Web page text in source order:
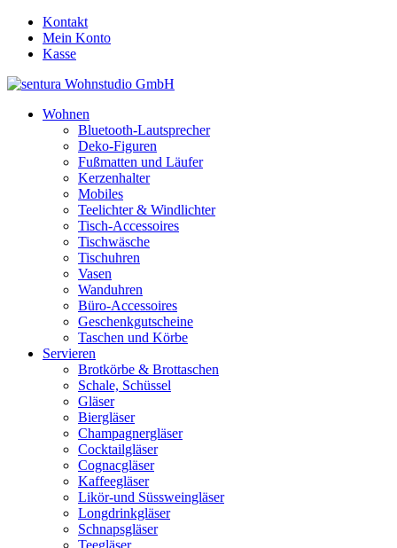
Kontakt
Mein Konto
Kasse
Wohnen
Bluetooth-Lautsprecher
Deko-Figuren
Fußmatten und Läufer
Kerzenhalter
Mobiles
Teelichter & Windlichter
Tisch-Accessoires
Tischwäsche
Tischuhren
Vasen
Wanduhren
Büro-Accessoires
Geschenkgutscheine
Taschen und Körbe
Servieren
Brotkörbe & Brottaschen
Schale, Schüssel
Gläser
Biergläser
Champagnergläser
Cocktailgläser
Cognacgläser
Kaffeegläser
Likör-und Süssweingläser
Longdrinkgläser
Schnapsgläser
Teegläser